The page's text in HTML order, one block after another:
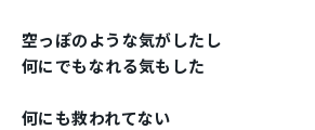
空っぽのような気がしたし
何にでもなれる気もした
何にも救われてない